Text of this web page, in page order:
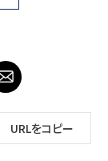
URLをコピー